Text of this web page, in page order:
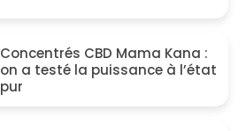
Concentrés CBD Mama Kana :
on a testé la puissance à l’état
pur